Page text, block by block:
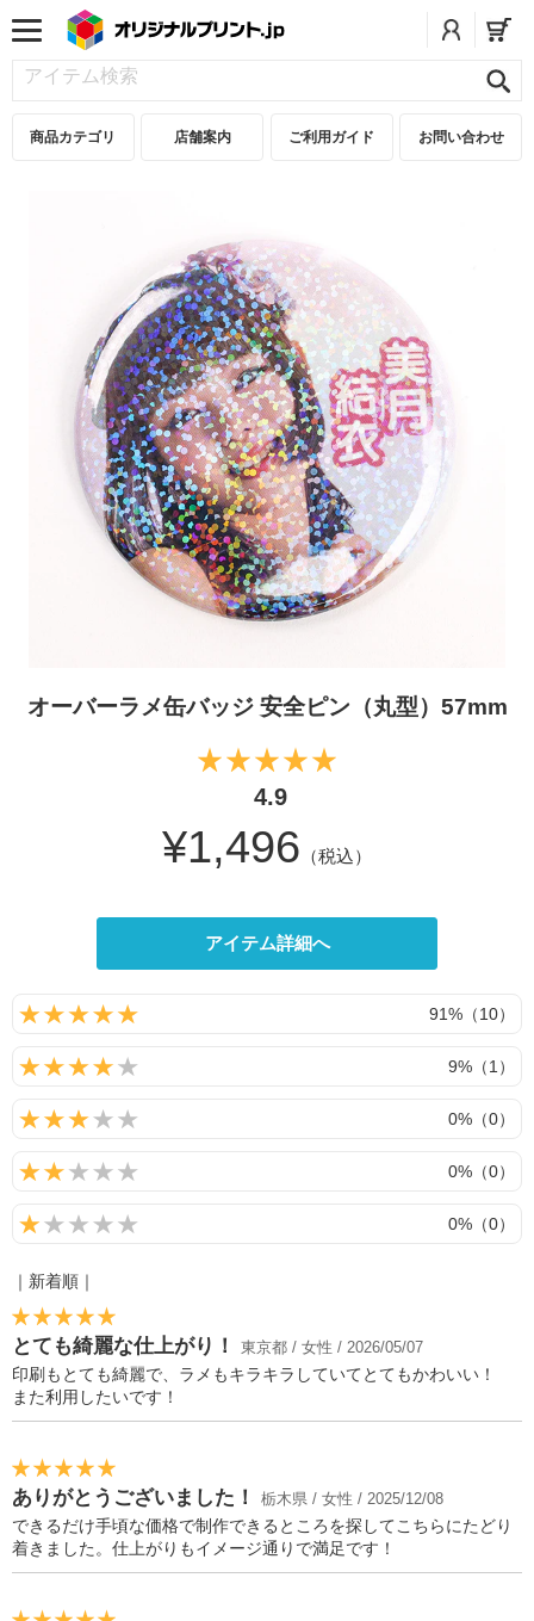
商品カテゴリ 店舗案内 ご利用ガイド お問い合わせ
オーバーラメ缶バッジ 安全ピン（丸型）57mm
4.9
¥1,496 （税込）
アイテム詳細へ
91%（10）
9%（1）
0%（0）
0%（0）
0%（0）
｜新着順｜
とても綺麗な仕上がり！ 東京都 / 女性 / 2026/05/07
印刷もとても綺麗で、ラメもキラキラしていてとてもかわいい！
また利用したいです！
ありがとうございました！ 栃木県 / 女性 / 2025/12/08
できるだけ手頃な価格で制作できるところを探してこちらにたどり
着きました。仕上がりもイメージ通りで満足です！